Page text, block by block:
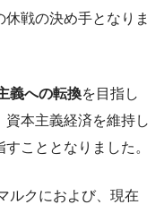
戦の決め手となりま
義への転換を目指し
資本主義経済を維持し
こととなりました。
ルクにおよび、現在